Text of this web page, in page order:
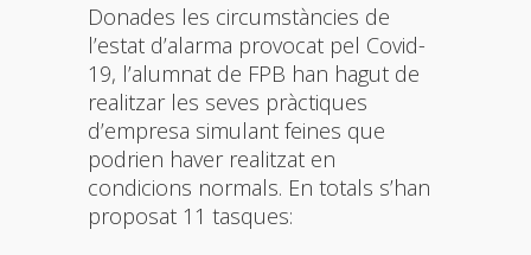
Donades les circumstàncies de
l’estat d’alarma provocat pel Covid-
19, l’alumnat de FPB han hagut de
realitzar les seves pràctiques
d’empresa simulant feines que
podrien haver realitzat en
condicions normals. En totals s’han
proposat 11 tasques: